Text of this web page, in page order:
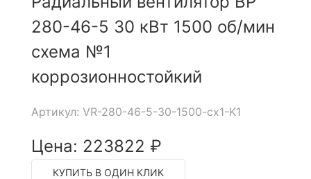
280-46-5 30 кВт 1500 об/мин
схема №1
коррозионностойкий
Артикул: VR-280-46-5-30-1500-cx1-K1
Цена: 223822 ₽
КУПИТЬ В ОДИН КЛИК